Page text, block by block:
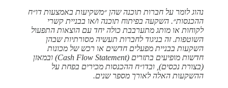
נהוג לומר על חברות תוכנה שהן ״משקיעות באמצעות דו״ח
ההכנסות״. השקעה בפיתוח תוכנה ו/או בבניית קשרי
לקוחות או מותג מתערבבת כולה יחד עם הוצאות התפעול
השוטפות. זה בניגוד לחברות תעשיה מסורתיות שבהן
השקעות בבניית מפעלים חדשים או רכש של מכונות
חדשות מופיעים בתזרים (Cash Flow Statement) ובמאזן
(בצורת נכסים), ובדו״ח ההכנסות מכירים בפחת על
ההשקעות האלה לאורך מספר שנים.